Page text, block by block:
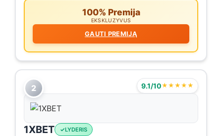
100% Premija
EKSKLUZYVUS
GAUTI PREMIJĄ
2 9.1/10★★★★★
1XBET LYDERIS